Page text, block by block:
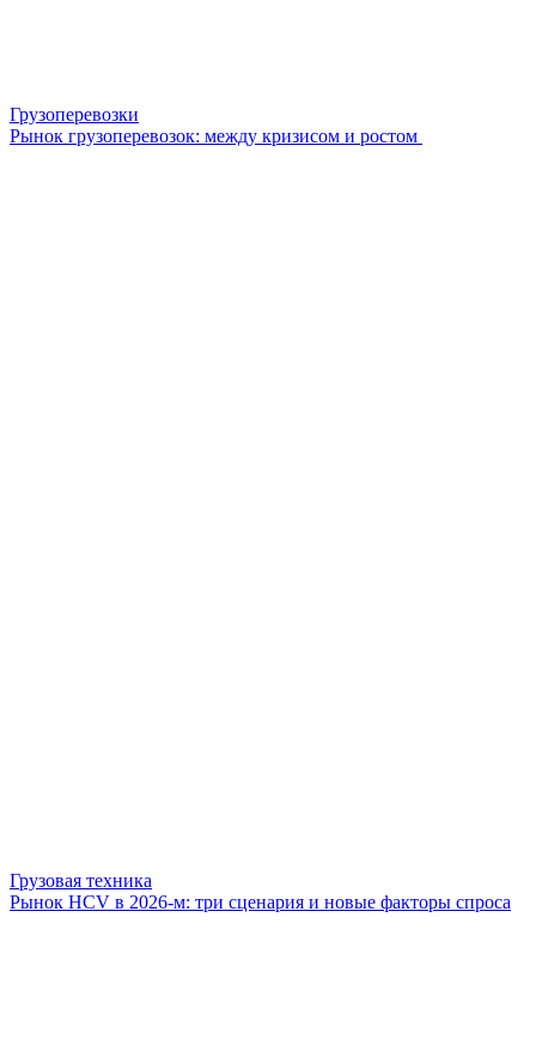
Грузоперевозки
Рынок грузоперевозок: между кризисом и ростом
Грузовая техника
Рынок HCV в 2026-м: три сценария и новые факторы спроса